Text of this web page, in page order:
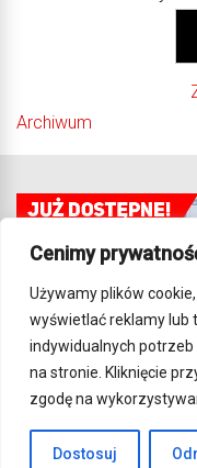
Cenimy
Używamy plików
wyświetlać reklamy lub
indywidualnych
na stronie. Kliknięcie
zgodę na
Dostosuj
Archiwum
Wszelkie prawa